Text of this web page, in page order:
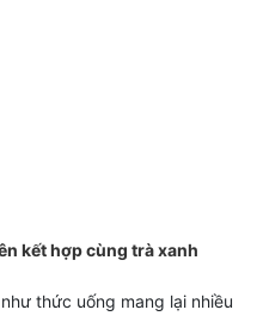
kết hợp cùng trà xanh
thức uống mang lại nhiều